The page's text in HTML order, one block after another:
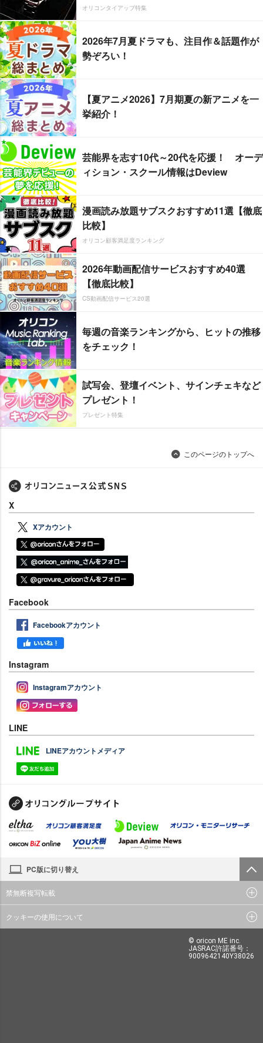
オリコンタイアップ特集
2026年7月夏ドラマも、注目作＆話題作が
勢ぞろい！
【夏アニメ2026】7月期夏の新アニメを一
挙紹介！
芸能界を志す10代～20代を応援！ オーデ
ィション・スクール情報はDeview
漫画読み放題サブスクおすすめ11選【徹底
比較】
オリコン顧客満足度ランキング
2026年動画配信サービスおすすめ40選
【徹底比較】
CS動画配信サービス20選
毎週の音楽ランキングから、ヒットの推移
をチェック！
試写会、登壇イベント、サインチェキなど
プレゼント！
プレゼント特集
このページのトップへ
X
Xアカウント
Facebook
Facebookアカウント
Instagram
Instagramアカウント
LINE
LINEアカウントメディア
PC版に切り替え
禁無断複写転載
クッキーの使用について
© oricon ME inc.
JASRAC許諾番号：
9009642140Y38026